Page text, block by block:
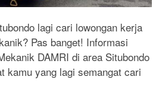
lagi cari lowongan kerja
Pas banget! Informasi
DAMRI di area Situbondo
kamu yang lagi semangat cari